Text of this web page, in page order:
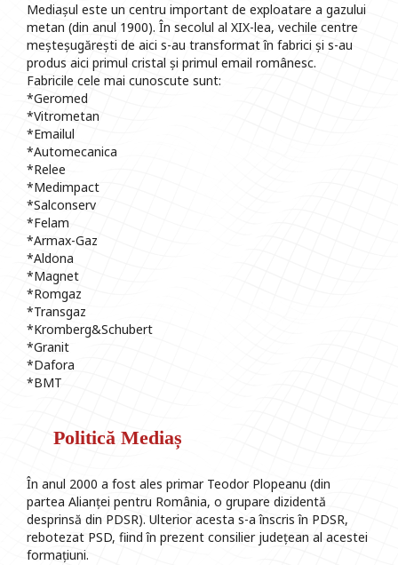
Mediașul este un centru important de exploatare a gazului
metan (din anul 1900). În secolul al XIX-lea, vechile centre
meșteșugărești de aici s-au transformat în fabrici și s-au
produs aici primul cristal și primul email românesc.
Fabricile cele mai cunoscute sunt:
*Geromed
*Vitrometan
*Emailul
*Automecanica
*Relee
*Medimpact
*Salconserv
*Felam
*Armax-Gaz
*Aldona
*Magnet
*Romgaz
*Transgaz
*Kromberg&Schubert
*Granit
*Dafora
*BMT
Politică Mediaș
În anul 2000 a fost ales primar Teodor Plopeanu (din
partea Alianței pentru România, o grupare dizidentă
desprinsă din PDSR). Ulterior acesta s-a înscris în PDSR,
rebotezat PSD, fiind în prezent consilier județean al acestei
formațiuni.